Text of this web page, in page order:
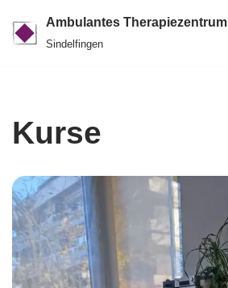
Zum
Ambulantes Therapiezentrum
Sindelfingen
Kurse